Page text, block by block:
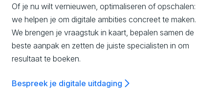
Of je nu wilt vernieuwen, optimaliseren of opschalen:
we helpen je om digitale ambities concreet te maken.
We brengen je vraagstuk in kaart, bepalen samen de
beste aanpak en zetten de juiste specialisten in om
resultaat te boeken.
Bespreek je digitale uitdaging